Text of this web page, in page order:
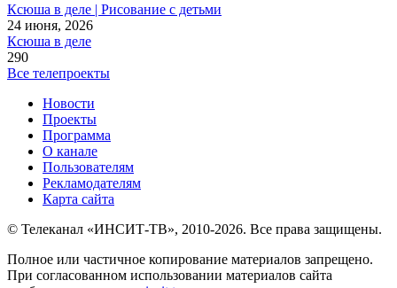
Ксюша в деле | Рисование с детьми
24 июня, 2026
Ксюша в деле
290
Все телепроекты
Новости
Проекты
Программа
О канале
Пользователям
Рекламодателям
Карта сайта
© Телеканал «ИНСИТ-ТВ», 2010-2026. Все права защищены.
Полное или частичное копирование материалов запрещено.
При согласованном использовании материалов сайта